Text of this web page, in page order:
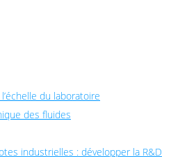
du laboratoire
des fluides
industrielles : développer la R&D